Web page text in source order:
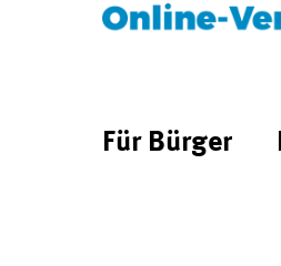
Für Bürger